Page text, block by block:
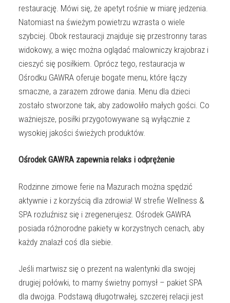
restaurację. Mówi się, że apetyt rośnie w miarę jedzenia.
Natomiast na świeżym powietrzu wzrasta o wiele
szybciej. Obok restauracji znajduje się przestronny taras
widokowy, a więc można oglądać malowniczy krajobraz i
cieszyć się posiłkiem. Oprócz tego, restauracja w
Ośrodku GAWRA oferuje bogate menu, które łączy
smaczne, a zarazem zdrowe dania. Menu dla dzieci
zostało stworzone tak, aby zadowoliło małych gości. Co
ważniejsze, posiłki przygotowywane są wyłącznie z
wysokiej jakości świeżych produktów.
Ośrodek GAWRA zapewnia relaks i odprężenie
Rodzinne zimowe ferie na Mazurach można spędzić
aktywnie i z korzyścią dla zdrowia! W strefie Wellness &
SPA rozluźnisz się i zregenerujesz. Ośrodek GAWRA
posiada różnorodne pakiety w korzystnych cenach, aby
każdy znalazł coś dla siebie.
Jeśli martwisz się o prezent na walentynki dla swojej
drugiej połówki, to mamy świetny pomysł – pakiet SPA
dla dwojga. Podstawą długotrwałej, szczerej relacji jest